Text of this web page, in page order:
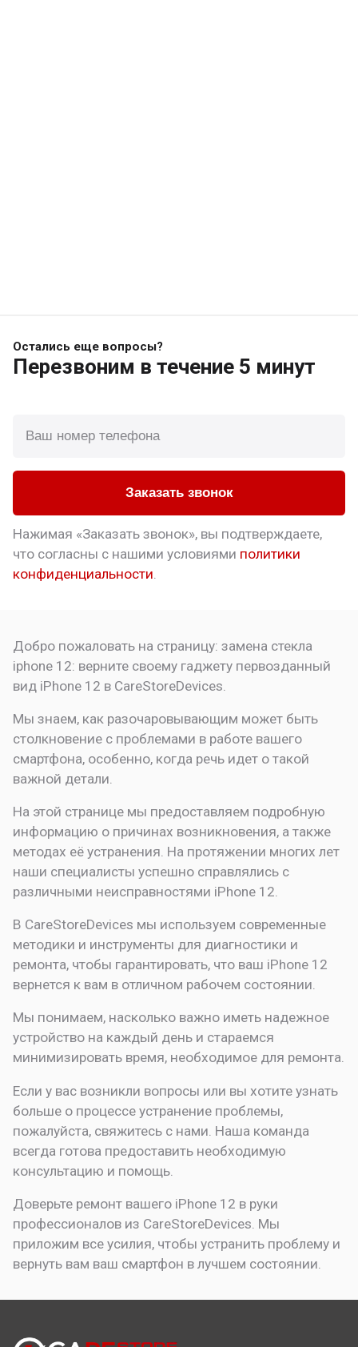
Остались еще вопросы?
Перезвоним в течение 5 минут
Заказать звонок
Нажимая «Заказать звонок», вы подтверждаете,
что согласны с нашими условиями политики
конфиденциальности
Добро пожаловать на страницу:замена стекла
iphone 12: верните своему гаджету первозданный
вид iPhone 12 в CareStoreDevices.
Мы знаем, как разочаровывающим может быть
столкновение с проблемами в работе вашего
смартфона, особенно, когда речь идет о такой
важной детали.
На этой странице мы предоставляем подробную
информацию о причинах возникновения, а также
методах её устранения. На протяжении многих лет
наши специалисты успешно справлялись с
различными неисправностями iPhone 12.
В CareStoreDevices мы используем современные
методики и инструменты для диагностики и
ремонта, чтобы гарантировать, что ваш iPhone 12
вернется к вам в отличном рабочем состоянии.
Мы понимаем, насколько важно иметь надежное
устройство на каждый день и стараемся
минимизировать время, необходимое для ремонта.
Если у вас возникли вопросы или вы хотите узнать
больше о процессе устранение проблемы,
пожалуйста, свяжитесь с нами. Наша команда
всегда готова предоставить необходимую
консультацию и помощь.
Доверьте ремонт вашего iPhone 12 в руки
профессионалов из CareStoreDevices. Мы
приложим все усилия, чтобы устранить проблему и
вернуть вам ваш смартфон в лучшем состоянии.